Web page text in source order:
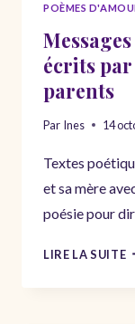
POÈMES
écrits
parents
Par Ines 14
Textes
et sa mère
poésie pour
LIRE LA SUITE